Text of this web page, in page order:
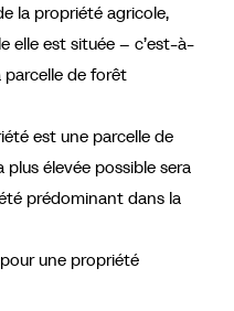
la propriété agricole,
elle est située – c’est-à-
parcelle de forêt
est une parcelle de
élevée possible sera
prédominant dans la
pour une propriété